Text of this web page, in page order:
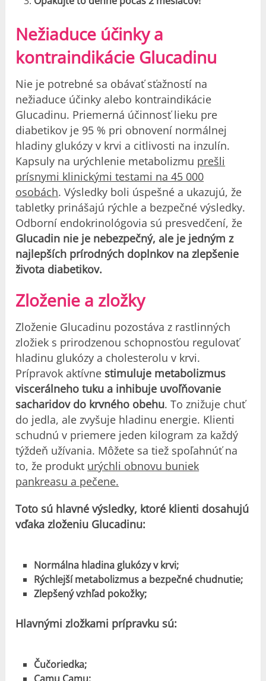
Nežiaduce účinky a
kontraindikácie Glucadinu
Nie je potrebné sa obávať sťažností na
nežiaduce účinky alebo kontraindikácie
Glucadinu. Priemerná účinnosť lieku pre
diabetikov je 95 % pri obnovení normálnej
hladiny glukózy v krvi a citlivosti na inzulín.
Kapsuly na urýchlenie metabolizmu prešli
prísnymi klinickými testami na 45 000
osobách. Výsledky boli úspešné a ukazujú, že
tabletky prinášajú rýchle a bezpečné výsledky.
Odborní endokrinológovia sú presvedčení, že
Glucadin nie je nebezpečný, ale je jedným z
najlepších prírodných doplnkov na zlepšenie
života diabetikov.
Zloženie a zložky
Zloženie Glucadinu pozostáva z rastlinných
zložiek s prirodzenou schopnosťou regulovať
hladinu glukózy a cholesterolu v krvi.
Prípravok aktívne stimuluje metabolizmus
viscerálneho tuku a inhibuje uvoľňovanie
sacharidov do krvného obehu. To znižuje chuť
do jedla, ale zvyšuje hladinu energie. Klienti
schudnú v priemere jeden kilogram za každý
týždeň užívania. Môžete sa tiež spoľahnúť na
to, že produkt urýchli obnovu buniek
pankreasu a pečene.
Toto sú hlavné výsledky, ktoré klienti dosahujú
vďaka zloženiu Glucadinu:
Normálna hladina glukózy v krvi;
Rýchlejší metabolizmus a bezpečné chudnutie;
Zlepšený vzhľad pokožky;
Hlavnými zložkami prípravku sú:
Čučoriedka;